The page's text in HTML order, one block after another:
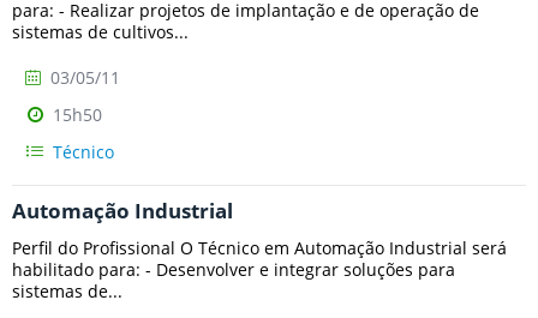
para: - Realizar projetos de implantação e de operação de
sistemas de cultivos...
03/05/11
15h50
Técnico
Automação Industrial
Perfil do Profissional O Técnico em Automação Industrial será
habilitado para: - Desenvolver e integrar soluções para
sistemas de...